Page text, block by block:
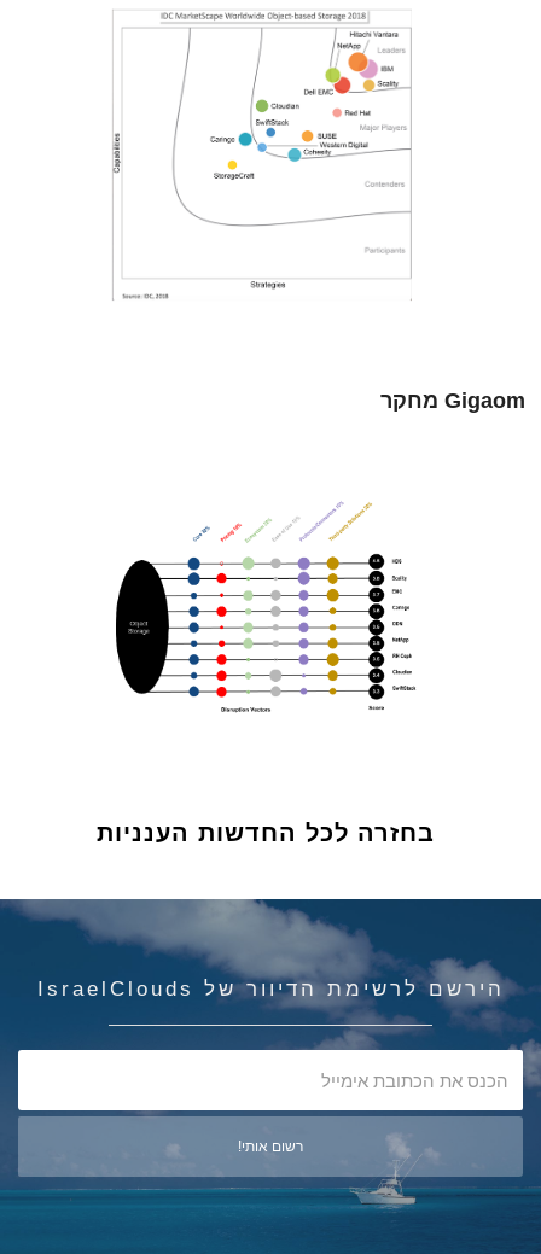
Gigaom מחקר
בחזרה לכל החדשות הענניות
הירשם לרשימת הדיוור של IsraelClouds